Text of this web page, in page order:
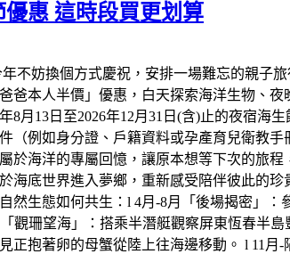
惠 這時段買更划算
不妨換個方式慶祝，安排一場難忘的親
爸本人半價」優惠，白天探索海洋生物、
8月13日至2026年12月31日(含)止的夜宿
（例如身分證、戶籍資料或孕產育兒衛教
於海洋的專屬回憶，讓原本想等下次的旅
海底世界進入夢鄉，重新感受陪伴彼此的
生態如何共生：l 4月-8月「後場揭密」
觀珊望海」：搭乘半潛艇觀察屏東恆春半
抱著卵的母蟹從陸上往海邊移動。 l 11